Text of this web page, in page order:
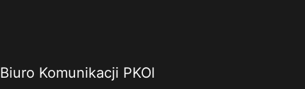
Biuro Komunikacji PKOl